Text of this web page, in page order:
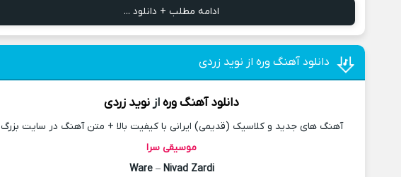
ادامه مطلب + دانلود ...
دانلود آهنگ وره از نوید زردی
دانلود آهنگ وره ازنوید زردی
آهنگ های جدید و کلاسیک (قدیمی) ایرانی با کیفیت بالا + متن آهنگ در سایت بزرگ
موسیقی سرا
Ware– Nivad Zardi